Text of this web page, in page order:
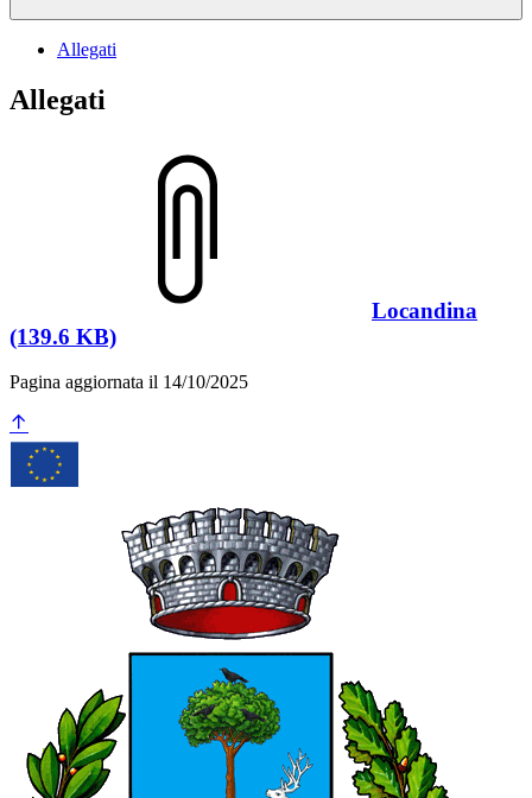
Allegati
Allegati
Locandina
(139.6 KB)
Pagina aggiornata il 14/10/2025